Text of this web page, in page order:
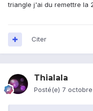
triangle j'ai du remettre la
Citer
Thialala
Posté(e) 7 octobre